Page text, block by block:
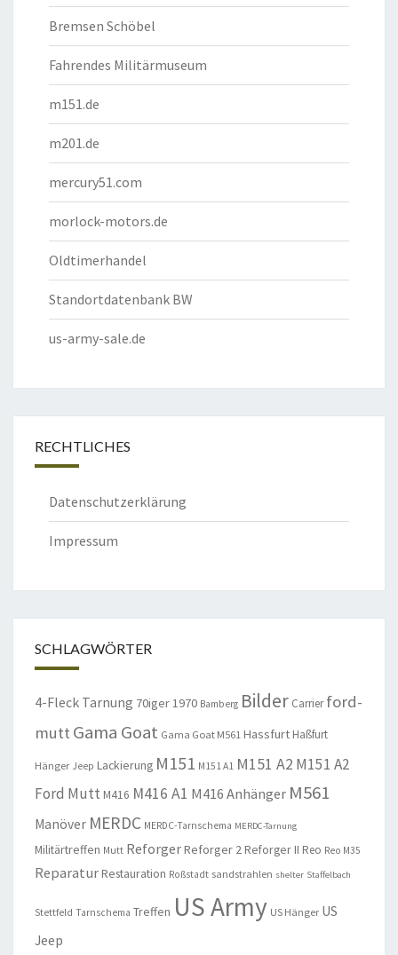
Bremsen Schöbel
Fahrendes Militärmuseum
m151.de
m201.de
mercury51.com
morlock-motors.de
Oldtimerhandel
Standortdatenbank BW
us-army-sale.de
RECHTLICHES
Datenschutzerklärung
Impressum
SCHLAGWÖRTER
4-Fleck Tarnung 70iger1970 Bamberg Bilder Carrier ford-
mutt Gama Goat Gama Goat M561 Hassfurt Haßfurt
Hänger Jeep Lackierung M151 M151 A1 M151 A2 M151 A2
Ford Mutt M416 M416 A1 M416 Anhänger M561
Manöver MERDC MERDC-Tarnschema MERDC-Tarnung
Militärtreffen Mutt ReforgerReforger 2Reforger II Reo Reo M35
ReparaturRestauration Roßstadt sandstrahlen shelter Staffelbach
Stettfeld Tarnschema Treffen US Army US Hänger US
Jeep